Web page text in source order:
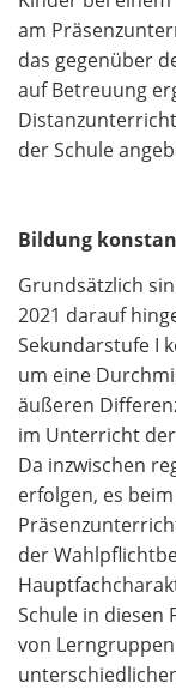
am
das gegenüber
auf Betreuung
der Schule
Bildung
Grundsätzlich
2021 darauf
Sekundarstufe I
um eine
äußeren
im Unterricht
Da inzwischen
erfolgen, es
der
Schule in diesen
von